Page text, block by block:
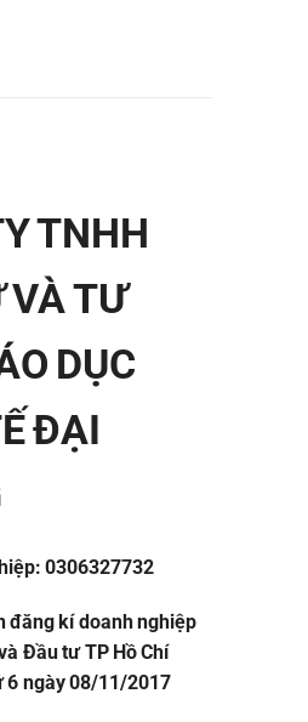
TNHH
TƯ
DỤC
ĐẠI
0306327732
đăng kí doanh nghiệp
Đầu tư TP Hồ Chí
6 ngày 08/11/2017